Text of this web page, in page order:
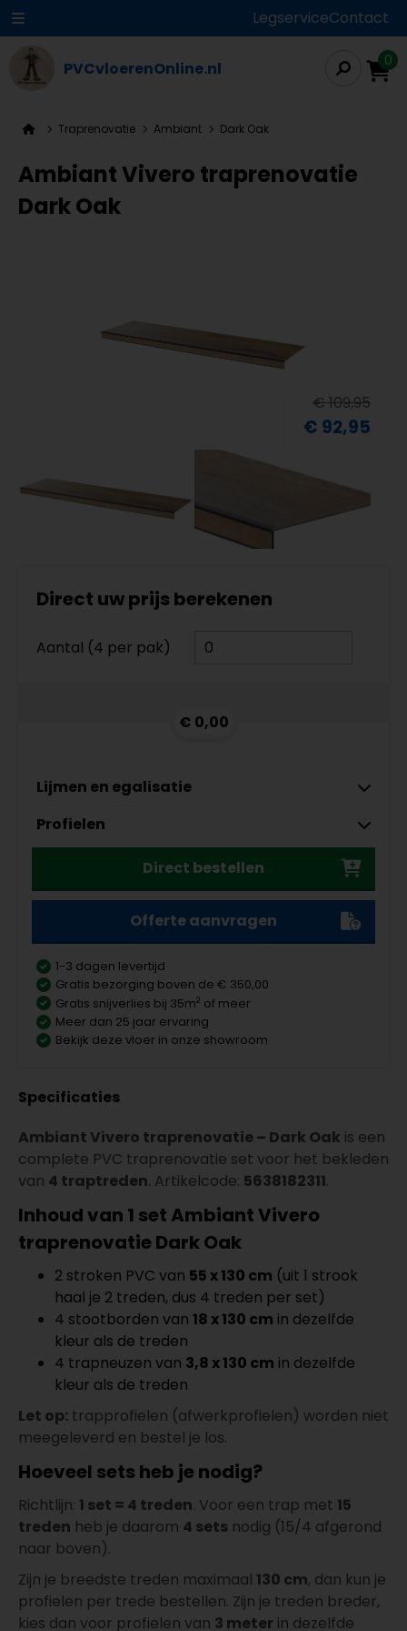
LegserviceContact
PVCvloerenOnline.nl 0
Traprenovatie Ambiant Dark Oak
Ambiant Vivero traprenovatie
Dark Oak
€ 109,95
€ 92,95
Direct uw prijs berekenen
Aantal (4 per pak)
€ 0,00
Lijmen en egalisatie
Co-Pro Lijmen en Egalisatie PVC
Aantal
Profielen
Co-Pro Profielen 4 stuks
5606145211
per lengte: mm, € 64,95 p/st
Aantal
Co-Pro Profielen 4 stuks
Zwart lengte = 130cm
5606145311
per lengte: mm, € 69,95 p/st
Meter Aantal
Co-Pro Profielen 4 stuks
Zilver lengte = 130cm
Brons lengte = 130cm
5606146111
per lengte: mm, € 69,95 p/st
Co-Pro Profielen 4 stuks
Goud lengte = 130cm
5606146211
per lengte: mm, € 69,95 p/st
Meter
Co-Pro Profielen
14x3000x43mm RVS
5607145211
Meter Aantal
Co-Pro Profielen
14x3000x43mm Zwart
5607145311
per lengte: mm, € 36,95 p/st
Meter Aantal
Co-Pro Profielen
14x3000x43mm Alu/Zilver
5607145111
per lengte: mm, € 32,95 p/st
Co-Pro Profielen
14x3000x43mm Brons
5607146111
per lengte: mm, € 36,95 p/st
Meter Aantal
Co-Pro Profielen
14x3000x43mm Goud
Meter Aantal
Direct bestellen
Offerte aanvragen
1-3 dagen levertijd
Gratis bezorging boven de € 350,00
Gratis snijverlies bij 35m2 of meer
Meer dan 25 jaar ervaring
Bekijk deze vloer in onze showroom
Specificaties
Ambiant Vivero traprenovatie – Dark Oak is een
complete PVC traprenovatie set voor het bekleden
van 4 traptreden. Artikelcode: 5638182311.
Inhoud van 1 set Ambiant Vivero
traprenovatie Dark Oak
2 stroken PVC van 55 x 130 cm (uit 1 strook
haal je 2 treden, dus 4 treden per set)
4 stootborden van 18 x 130 cm in dezelfde
kleur als de treden
4 trapneuzen van 3,8 x 130 cm in dezelfde
kleur als de treden
Let op: trapprofielen (afwerkprofielen) worden niet
meegeleverd en bestel je los.
Hoeveel sets heb je nodig?
Richtlijn: 1 set = 4 treden. Voor een trap met 15
treden heb je daarom 4 sets nodig (15/4 afgerond
naar boven).
Zijn je breedste treden maximaal 130 cm, dan kun je
profielen per trede bestellen. Zijn je treden breder,
kies dan voor profielen van 3 meter in dezelfde